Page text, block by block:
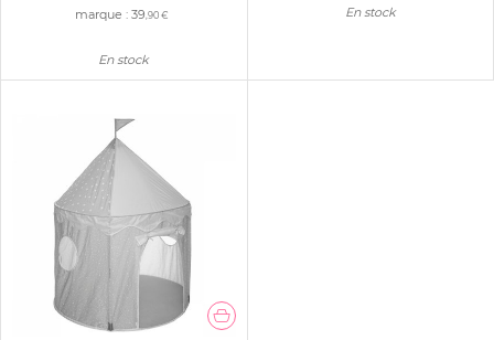
marque : 39 ,90 €
En stock
En stock